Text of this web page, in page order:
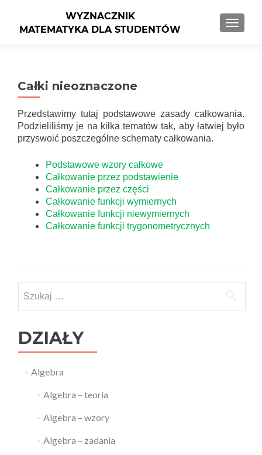
Całki nieoznaczone
Przedstawimy tutaj podstawowe zasady całkowania.
Podzieliliśmy je na kilka tematów tak, aby łatwiej było
przyswoić poszczególne schematy całkowania.
Podstawowe wzory całkowe
Całkowanie przez podstawienie
Całkowanie przez części
Całkowanie funkcji wymiernych
Całkowanie funkcji niewymiernych
Całkowanie funkcji trygonometrycznych
DZIAŁY
Algebra
Algebra – teoria
Algebra – wzory
Algebra – zadania